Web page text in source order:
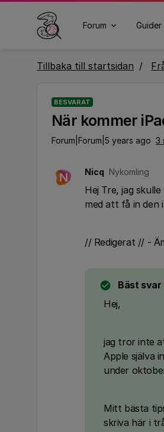
Forum
Tillbaka till startsidan
BESVARAT
När kommer
Forum|Forum|5 years ago 3
N Nicq Nykomling
Hej Tre, jag
med att få in den
// Redigerat // -
Bäst svar
Hej,
jag tror inte
Apple själva
under
Mitt bästa
skriva här i